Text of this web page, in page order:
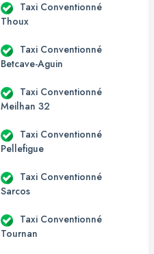
Taxi Conventionné
Thoux
Taxi Conventionné
Betcave-Aguin
Taxi Conventionné
Meilhan 32
Taxi Conventionné
Pellefigue
Taxi Conventionné
Sarcos
Taxi Conventionné
Tournan